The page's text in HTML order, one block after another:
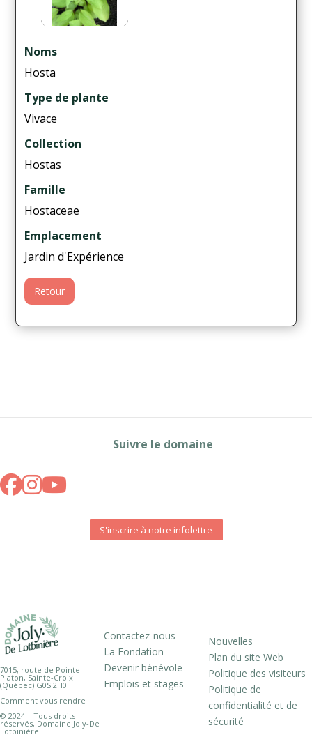
Noms
Hosta
Type de plante
Vivace
Collection
Hostas
Famille
Hostaceae
Emplacement
Jardin d'Expérience
Retour
Suivre le domaine
S'inscrire à notre infolettre
7015, route de Pointe
Platon, Sainte-Croix
(Québec) G0S 2H0
Comment vous rendre
© 2024 – Tous droits
réservés, Domaine Joly-De
Lotbinière
Contactez-nous
La Fondation
Devenir bénévole
Emplois et stages
Nouvelles
Plan du site Web
Politique des visiteurs
Politique de
confidentialité et de
sécurité